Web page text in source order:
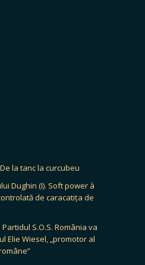
la tanc la curcubeu
Dughin (I). Soft power à
de caracatița de
Partidul S.O.S. România va
Elie Wiesel, „promotor al